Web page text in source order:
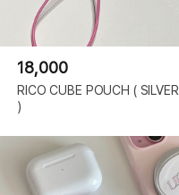
18,000
RICO CUBE POUCH ( SILVER
)